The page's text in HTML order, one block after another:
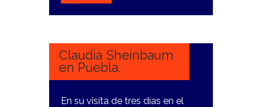
11
Claudia Sheinbaum
en Puebla.
En su visita de tres días en el